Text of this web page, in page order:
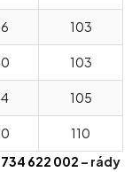
103
103
105
110
734 622 002 – rády